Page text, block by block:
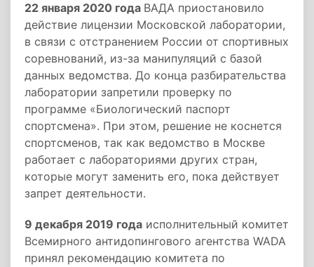
22 января 2020 года ВАДА приостановило
действие лицензии Московской лаборатории,
в связи с отстранением России от спортивных
соревнований, из-за манипуляций с базой
данных ведомства. До конца разбирательства
лаборатории запретили проверку по
программе «Биологический паспорт
спортсмена».​ При этом, решение не коснется
спортсменов, так как ведомство в Москве
работает с лабораториями других стран,
которые могут заменить его, пока действует
запрет деятельности.
9 декабря 2019 года исполнительный комитет
Всемирного антидопингового агентства WADA
принял рекомендацию комитета по